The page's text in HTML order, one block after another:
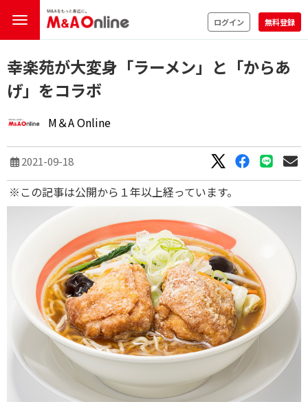
ログイン 無料登録
幸楽苑が大変身「ラーメン」と「からあ
げ」をコラボ
M＆A Online
2021-09-18
※この記事は公開から１年以上経っています。